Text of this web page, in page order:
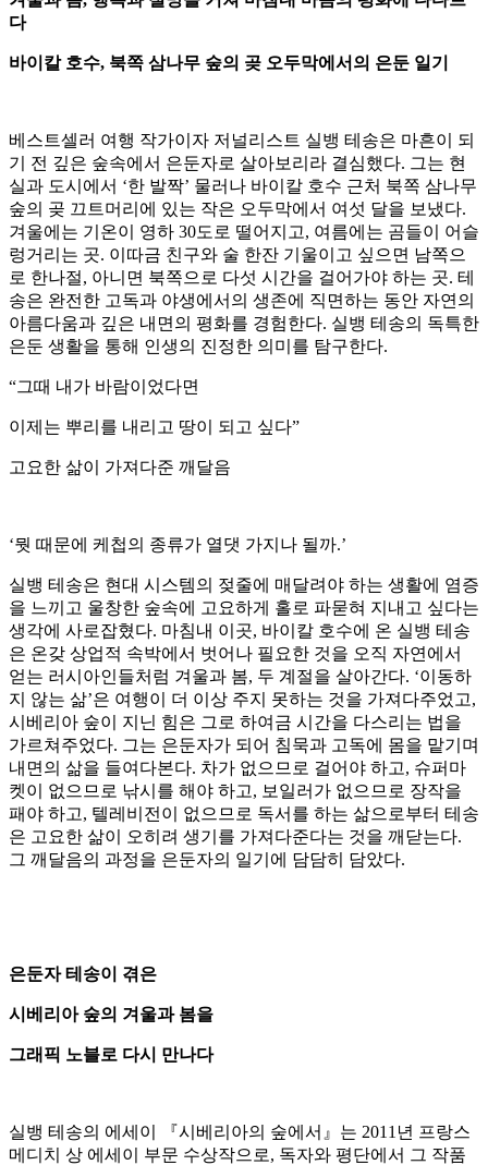
다
바이칼 호수, 북쪽 삼나무 숲의 곶 오두막에서의 은둔 일기
베스트셀러 여행 작가이자 저널리스트 실뱅 테송은 마흔이 되
기 전 깊은 숲속에서 은둔자로 살아보리라 결심했다. 그는 현
실과 도시에서 ‘한 발짝’ 물러나 바이칼 호수 근처 북쪽 삼나무
숲의 곶 끄트머리에 있는 작은 오두막에서 여섯 달을 보냈다.
겨울에는 기온이 영하 30도로 떨어지고, 여름에는 곰들이 어슬
렁거리는 곳. 이따금 친구와 술 한잔 기울이고 싶으면 남쪽으
로 한나절, 아니면 북쪽으로 다섯 시간을 걸어가야 하는 곳. 테
송은 완전한 고독과 야생에서의 생존에 직면하는 동안 자연의
아름다움과 깊은 내면의 평화를 경험한다. 실뱅 테송의 독특한
은둔 생활을 통해 인생의 진정한 의미를 탐구한다.
“그때 내가 바람이었다면
이제는 뿌리를 내리고 땅이 되고 싶다”
고요한 삶이 가져다준 깨달음
‘뭣 때문에 케첩의 종류가 열댓 가지나 될까.’
실뱅 테송은 현대 시스템의 젖줄에 매달려야 하는 생활에 염증
을 느끼고 울창한 숲속에 고요하게 홀로 파묻혀 지내고 싶다는
생각에 사로잡혔다. 마침내 이곳, 바이칼 호수에 온 실뱅 테송
은 온갖 상업적 속박에서 벗어나 필요한 것을 오직 자연에서
얻는 러시아인들처럼 겨울과 봄, 두 계절을 살아간다. ‘이동하
지 않는 삶’은 여행이 더 이상 주지 못하는 것을 가져다주었고,
시베리아 숲이 지닌 힘은 그로 하여금 시간을 다스리는 법을
가르쳐주었다. 그는 은둔자가 되어 침묵과 고독에 몸을 맡기며
내면의 삶을 들여다본다. 차가 없으므로 걸어야 하고, 슈퍼마
켓이 없으므로 낚시를 해야 하고, 보일러가 없으므로 장작을
패야 하고, 텔레비전이 없으므로 독서를 하는 삶으로부터 테송
은 고요한 삶이 오히려 생기를 가져다준다는 것을 깨닫는다.
그 깨달음의 과정을 은둔자의 일기에 담담히 담았다.
은둔자 테송이 겪은
시베리아 숲의 겨울과 봄을
그래픽 노블로 다시 만나다
실뱅 테송의 에세이 『시베리아의 숲에서』는 2011년 프랑스
메디치 상 에세이 부문 수상작으로, 독자와 평단에서 그 작품